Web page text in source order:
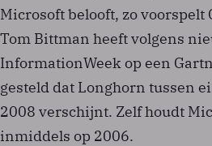
Microsoft belooft, zo voorspelt
Tom Bittman heeft volgens
InformationWeek op een
gesteld dat Longhorn tussen
2008 verschijnt. Zelf houdt
inmiddels op 2006.